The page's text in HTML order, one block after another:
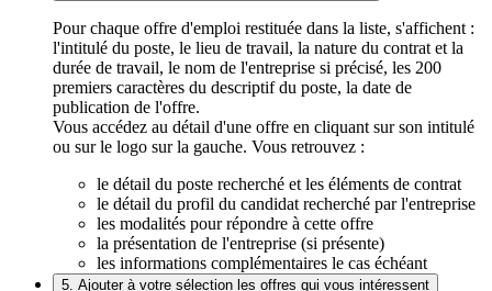
Pour chaque offre d'emploi restituée dans la liste, s'affichent :
l'intitulé du poste, le lieu de travail, la nature du contrat et la
durée de travail, le nom de l'entreprise si précisé, les 200
premiers caractères du descriptif du poste, la date de
publication de l'offre.
Vous accédez au détail d'une offre en cliquant sur son intitulé
ou sur le logo sur la gauche. Vous retrouvez :
le détail du poste recherché et les éléments de contrat
le détail du profil du candidat recherché par l'entreprise
les modalités pour répondre à cette offre
la présentation de l'entreprise (si présente)
les informations complémentaires le cas échéant
5. Ajouter à votre sélection les offres qui vous intéressent